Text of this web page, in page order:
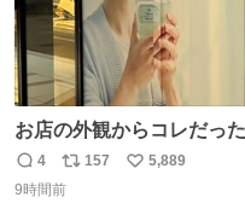
お店の外観からコレだっ
返
信
4
リ
ポ
157
い
5,889
9時間前